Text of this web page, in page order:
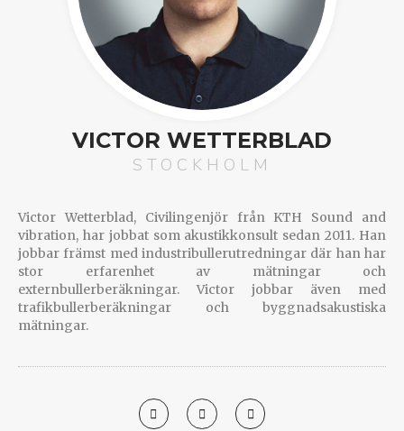
VICTOR WETTERBLAD
STOCKHOLM
Victor Wetterblad, Civilingenjör från KTH Sound and
vibration, har jobbat som akustikkonsult sedan 2011. Han
jobbar främst med industribullerutredningar där han har
stor erfarenhet av mätningar och
externbullerberäkningar. Victor jobbar även med
trafikbullerberäkningar och byggnadsakustiska
mätningar.